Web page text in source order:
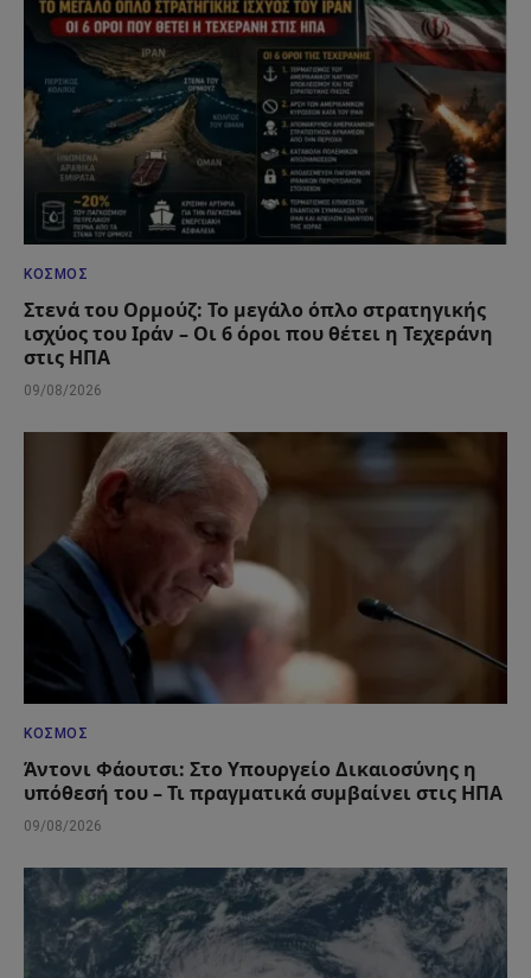
ΚΌΣΜΟΣ
Στενά του Ορμούζ: Το μεγάλο όπλο στρατηγικής
ισχύος του Ιράν – Οι 6 όροι που θέτει η Τεχεράνη
στις ΗΠΑ
09/08/2026
ΚΌΣΜΟΣ
Άντονι Φάουτσι: Στο Υπουργείο Δικαιοσύνης η
υπόθεσή του – Τι πραγματικά συμβαίνει στις ΗΠΑ
09/08/2026